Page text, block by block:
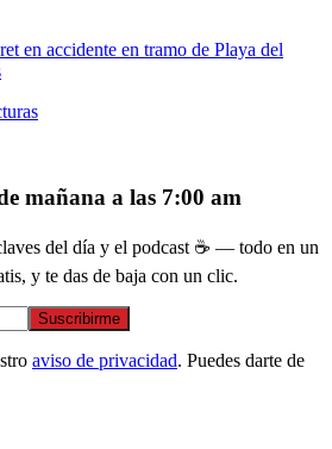
en accidente en tramo de Playa del
mañana a las 7:00 am
del día y el podcast ☕ — todo en un
y te das de baja con un clic.
Suscribirme
aviso de privacidad. Puedes darte de